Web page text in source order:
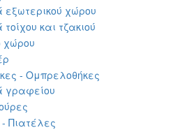
εξωτερικού χώρου
και τζακιού
χώρου
- Ομπρελοθήκες
γραφείου
Πιατέλες